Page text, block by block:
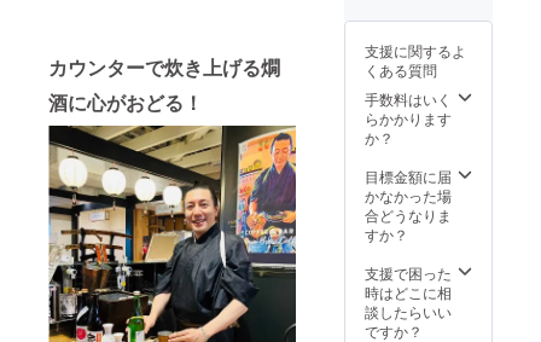
カウンターで炊き上げる燗
酒に心がおどる！
とのコ
ンター
テイメ
ントに
て商品
をプレ
し、お
客様へ
商品の
魅力を
また、
メ
ニュー
にQR
だきま
支援に関するよ
くある質問
手数料はいく
らかかります
か？
目標金額に届
かなかった場
合どうなりま
すか？
支援で困った
時はどこに相
談したらいい
ですか？